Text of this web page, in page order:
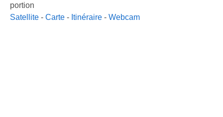
portion
Satellite - Carte - Itinéraire - Webcam